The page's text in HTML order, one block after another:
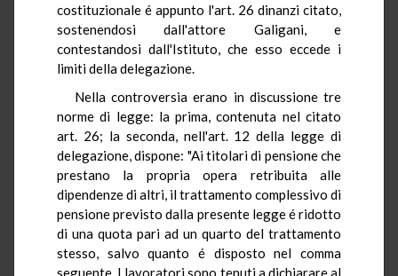
costituzionale é appunto l'art. 26 dinanzi citato,
sostenendosi dall'attore Galigani, e
contestandosi dall'Istituto, che esso eccede i
limiti della delegazione.
Nella controversia erano in discussione tre
norme di legge: la prima, contenuta nel citato
art. 26; la seconda, nell'art. 12 della legge di
delegazione, dispone: "Ai titolari di pensione che
prestano la propria opera retribuita alle
dipendenze di altri, il trattamento complessivo di
pensione previsto dalla presente legge é ridotto
di una quota pari ad un quarto del trattamento
stesso, salvo quanto é disposto nel comma
seguente. I lavoratori sono tenuti a dichiarare al